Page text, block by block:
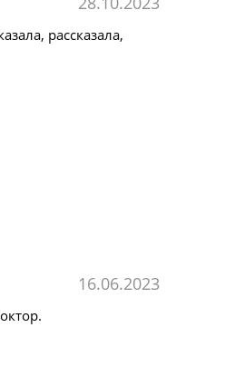
рассказала,
16.06.2023